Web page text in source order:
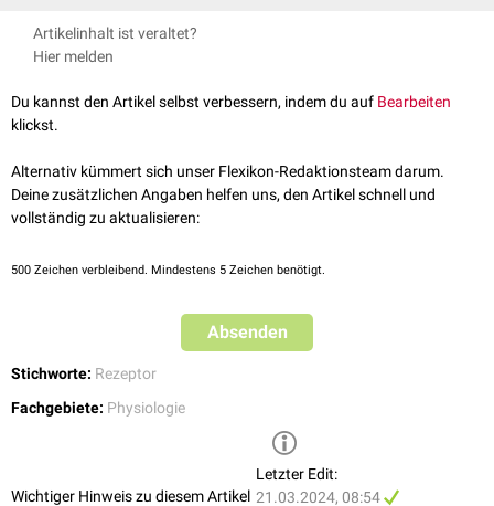
an der Rezeptormembran nimmt die Amplitude ab (
Überschreiten einer gewissen
In der Regel kommt es nach der Aktivierung des Rezeptors zu einer
Depolarisation
bei denen ein adäquater Reiz (Licht) zu einerHyperpolarisationführt.
siehe auch: Rezeptor
Spektrum; Rezeptorpotential
Artikelinhalt ist veraltet?
Hier melden
Du kannst den Artikel selbst verbessern, indem du auf Bearbeiten
klickst.
Alternativ kümmert sich unser Flexikon-Redaktionsteam darum.
Deine zusätzlichen Angaben helfen uns, den Artikel schnell und
vollständig zu aktualisieren:
500 Zeichen verbleibend. Mindestens 5 Zeichen benötigt.
Absenden
Stichworte: Rezeptor
Fachgebiete: Physiologie
Wichtiger Hinweis zu diesem Artikel
Letzter Edit:
21.03.2024, 08:54